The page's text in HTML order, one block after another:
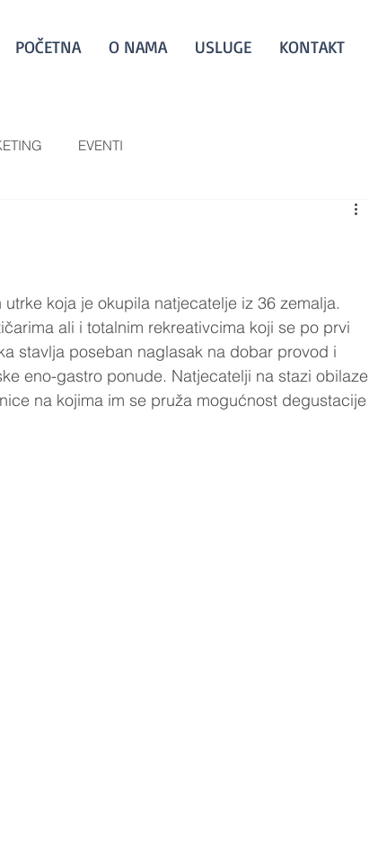
POČETNA O NAMA USLUGE KONTAKT
EVENTI
koja je okupila natjecatelje iz 36 zemalja.
ali i totalnim rekreativcima koji se po prvi
stavlja poseban naglasak na dobar provod i
eno-gastro ponude. Natjecatelji na stazi obilaze
na kojima im se pruža mogućnost degustacije